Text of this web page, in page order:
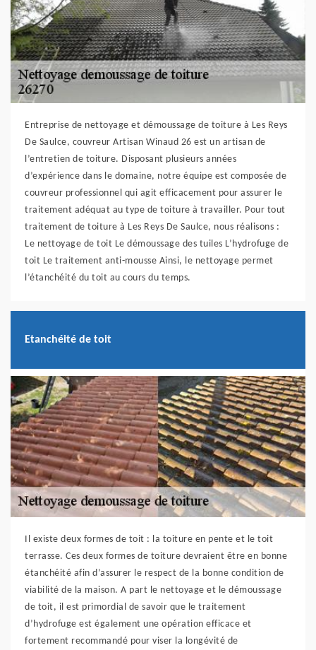
Entreprise de nettoyage et démoussage de toiture à Les Reys
De Saulce, couvreur Artisan Winaud 26 est un artisan de
l’entretien de toiture. Disposant plusieurs années
d’expérience dans le domaine, notre équipe est composée de
couvreur professionnel qui agit efficacement pour assurer le
traitement adéquat au type de toiture à travailler. Pour tout
traitement de toiture à Les Reys De Saulce, nous réalisons :
Le nettoyage de toit Le démoussage des tuiles L’hydrofuge de
toit Le traitement anti-mousse Ainsi, le nettoyage permet
l’étanchéité du toit au cours du temps.
Etanchéité de toit
Il existe deux formes de toit : la toiture en pente et le toit
terrasse. Ces deux formes de toiture devraient être en bonne
étanchéité afin d’assurer le respect de la bonne condition de
viabilité de la maison. A part le nettoyage et le démoussage
de toit, il est primordial de savoir que le traitement
d’hydrofuge est également une opération efficace et
fortement recommandé pour viser la longévité de